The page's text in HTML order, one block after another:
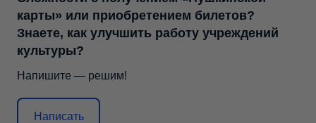
карты» или приобретением билетов?
Знаете, как улучшить работу учреждений
культуры?
Напишите — решим!
Написать